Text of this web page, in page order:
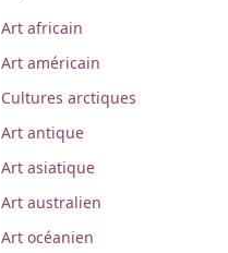
Art africain
Art américain
Cultures arctiques
Art antique
Art asiatique
Art australien
Art océanien